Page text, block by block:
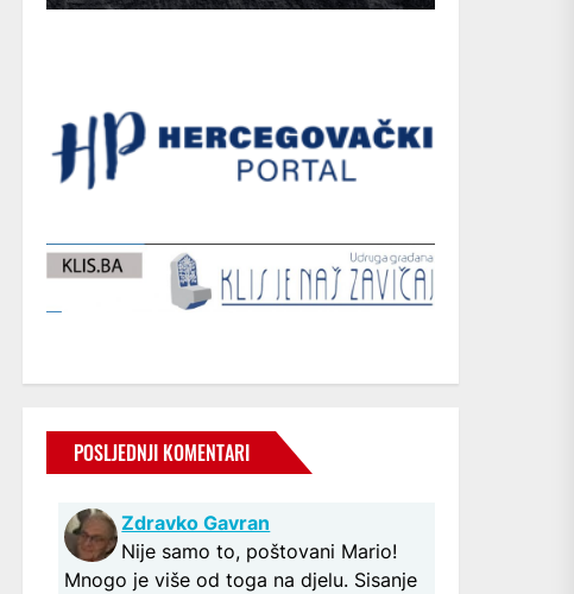
POSLJEDNJI KOMENTARI
Zdravko Gavran
Nije samo to, poštovani Mario!
Mnogo je više od toga na djelu. Sisanje